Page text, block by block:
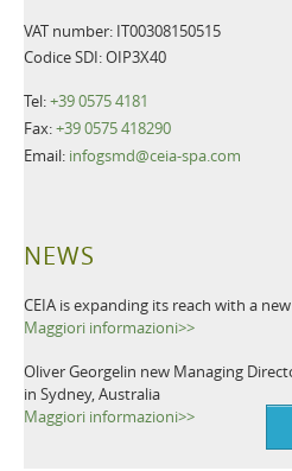
VAT number: IT00308150515
Codice SDI: OIP3X40
Tel:+39 0575 4181
Fax:+39 0575 418290
Email: infogsmd@ceia-spa.com
NEWS
CEIA is expanding its reach with a
Maggiori informazioni>>
Oliver Georgelin new Managing
in Sydney, Australia
Maggiori informazioni>>